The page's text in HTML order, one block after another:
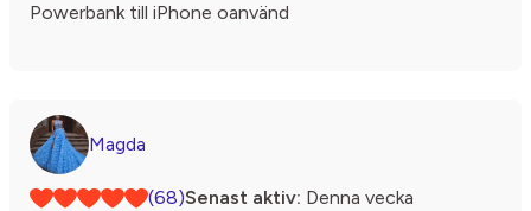
Powerbank till iPhone oanvänd
Magda
(68)Senast aktiv: Denna vecka